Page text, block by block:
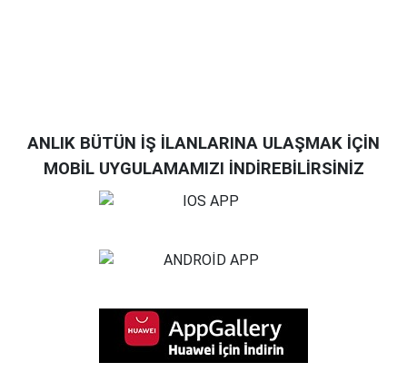
ANLIK BÜTÜN İŞ İLANLARINA ULAŞMAK İÇİN
MOBİL UYGULAMAMIZI İNDİREBİLİRSİNİZ